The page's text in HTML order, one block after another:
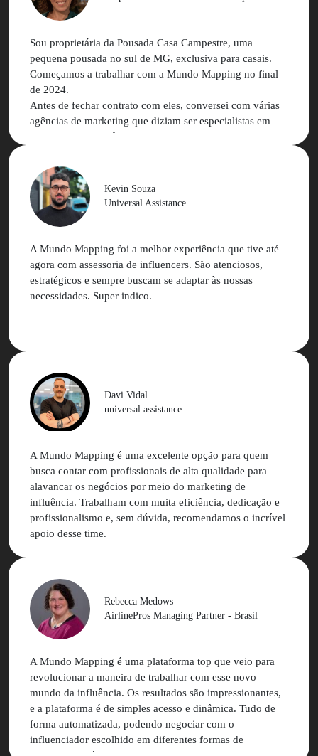
acumulado mundo mapping que nos ajudou em ganho de
eficiência e alcance de melhores resultados.
Estamos muito gratos e contentes com os resultados das
nossas relações comerciais e pessoais
Sou proprietária da Pousada Casa Campestre, uma
pequena pousada no sul de MG, exclusiva para casais.
Começamos a trabalhar com a Mundo Mapping no final
de 2024.
Antes de fechar contrato com eles, conversei com várias
agências de marketing que diziam ser especialistas em
marketing de influência, mas nenhuma delas me passou
possível fazer marketing de influência para hotelaria
ainda mais para uma pousada com o perfil da minha (com
nicho muito bem definido e com número tão reduzido de
acomodações).
Na minha primeira conversa com a Nathalia, já percebi
diferença no atendimento e o entendimento do meu
negócio.
A plataforma é super simples e amigável, o atendimento
simples, rápido e de excelência.
Kevin Souza
Universal Assistance
A Mundo Mapping foi a melhor experiência que tive até
agora com assessoria de influencers. São atenciosos,
estratégicos e sempre buscam se adaptar às nossas
necessidades. Super indico.
Davi Vidal
universal assistance
A Mundo Mapping é uma excelente opção para quem
busca contar com profissionais de alta qualidade para
alavancar os negócios por meio do marketing de
influência. Trabalham com muita eficiência, dedicação e
profissionalismo e, sem dúvida, recomendamos o incrível
apoio desse time.
Rebecca Medows
AirlinePros Managing Partner - Brasil
A Mundo Mapping é uma plataforma top que veio para
revolucionar a maneira de trabalhar com esse novo
mundo da influência. Os resultados são impressionantes,
e a plataforma é de simples acesso e dinâmica. Tudo de
forma automatizada, podendo negociar com o
influenciador escolhido em diferentes formas de